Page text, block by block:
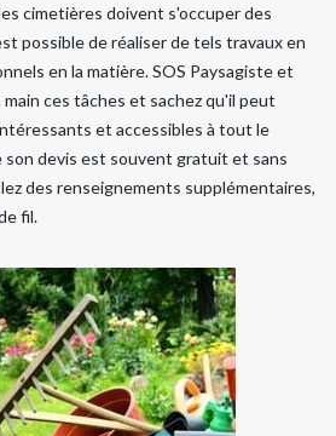
cimetières doivent s'occuper des
possible de réaliser de tels travaux en
en la matière. SOS Paysagiste et
ces tâches et sachez qu'il peut
et accessibles à tout le
son devis est souvent gratuit et sans
des renseignements supplémentaires,
fil.